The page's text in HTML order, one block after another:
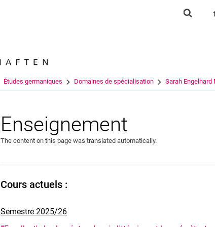
Jump directly to: content
Jump directly to: search
Jump directly to: main
Études germaniques Domaines de spécialisation Sarah Engelhard
Enseignement
The content on this page was translated automatically.
Cours actuels :
Semestre 2025/26